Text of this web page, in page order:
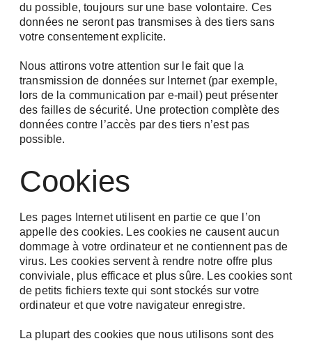
du possible, toujours sur une base volontaire. Ces
données ne seront pas transmises à des tiers sans
votre consentement explicite.
Nous attirons votre attention sur le fait que la
transmission de données sur Internet (par exemple,
lors de la communication par e-mail) peut présenter
des failles de sécurité. Une protection complète des
données contre l’accès par des tiers n’est pas
possible.
Cookies
Les pages Internet utilisent en partie ce que l’on
appelle des cookies. Les cookies ne causent aucun
dommage à votre ordinateur et ne contiennent pas de
virus. Les cookies servent à rendre notre offre plus
conviviale, plus efficace et plus sûre. Les cookies sont
de petits fichiers texte qui sont stockés sur votre
ordinateur et que votre navigateur enregistre.
La plupart des cookies que nous utilisons sont des